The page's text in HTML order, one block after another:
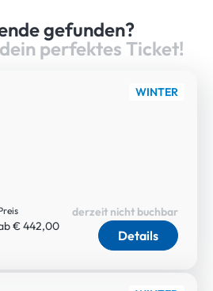
gefunden?
perfektes Ticket!
WINTER
€ 442,00
Details
derzeit nicht buchbar